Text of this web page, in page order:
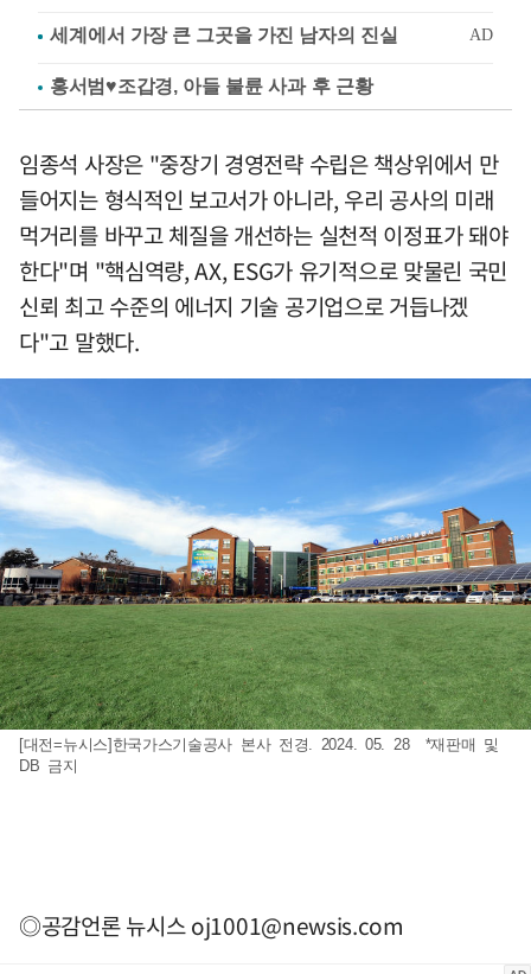
홍서범♥조갑경, 아들 불륜 사과 후 근황
임종석 사장은 "중장기 경영전략 수립은 책상위에서 만
들어지는 형식적인 보고서가 아니라, 우리 공사의 미래
먹거리를 바꾸고 체질을 개선하는 실천적 이정표가 돼야
한다"며 "핵심역량, AX, ESG가 유기적으로 맞물린 국민
신뢰 최고 수준의 에너지 기술 공기업으로 거듭나겠
다"고 말했다.
[대전=뉴시스]한국가스기술공사 본사 전경. 2024. 05. 28 *재판매 및
DB 금지
◎공감언론 뉴시스oj1001@newsis.com